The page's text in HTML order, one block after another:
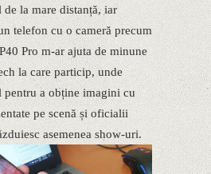
la mare distanță, iar
telefon cu o cameră precum
Pro m-ar ajuta de minune
la care particip, unde
pentru a obține imagini cu
pe scenă și oficialii
asemenea show-uri.